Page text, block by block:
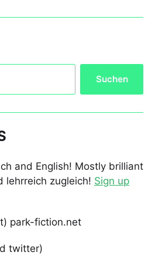
and English! Mostly brilliant
lehrreich zugleich! Sign up
park-fiction.net
twitter)